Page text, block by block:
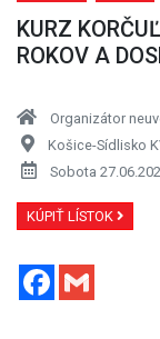
KURZ
ROKOV A
Organizátor
Košice-Sídlisko
Sobota
KÚPIŤ LÍSTOK
Facebook